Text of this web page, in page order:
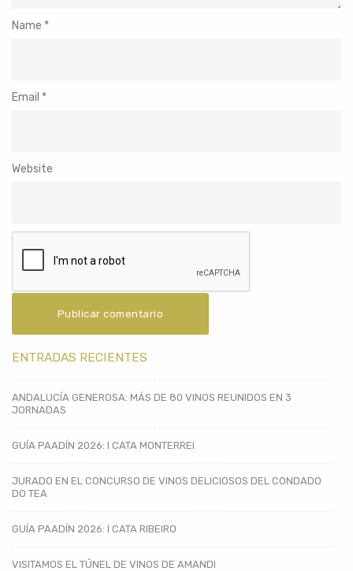
Name *
Email *
Website
ENTRADAS RECIENTES
ANDALUCÍA GENEROSA: MÁS DE 80 VINOS REUNIDOS EN 3
JORNADAS
GUÍA PAADÍN 2026: I CATA MONTERREI
JURADO EN EL CONCURSO DE VINOS DELICIOSOS DEL CONDADO
DO TEA
GUÍA PAADÍN 2026: I CATA RIBEIRO
VISITAMOS EL TÚNEL DE VINOS DE AMANDI